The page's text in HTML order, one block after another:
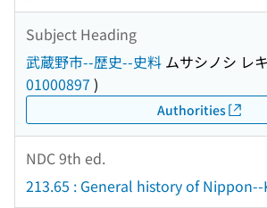
Subject Heading
武蔵野市--歴史--史料 ムサシノシ レ
01000897 )
Authorities
NDC 9th ed.
213.65 : General history of